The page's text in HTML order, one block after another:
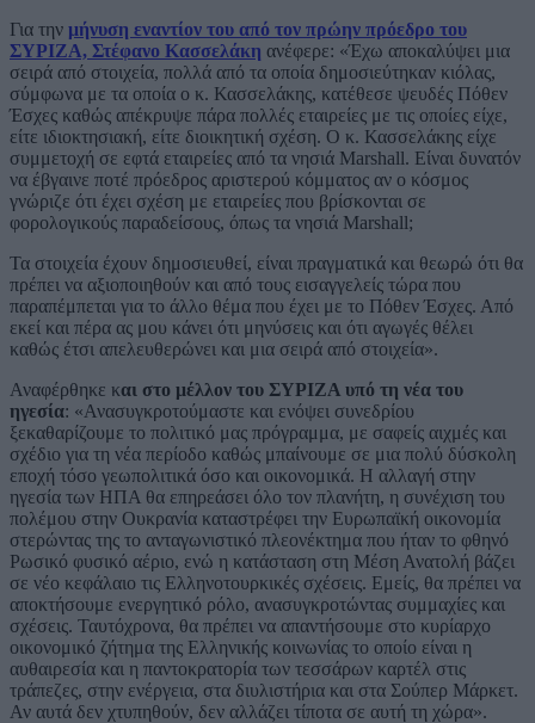
Για την μήνυση εναντίον του από τον πρώην πρόεδρο του
ΣΥΡΙΖΑ, Στέφανο Κασσελάκη ανέφερε: «Έχω αποκαλύψει μια
σειρά από στοιχεία, πολλά από τα οποία δημοσιεύτηκαν κιόλας,
σύμφωνα με τα οποία ο κ. Κασσελάκης, κατέθεσε ψευδές Πόθεν
Έσχες καθώς απέκρυψε πάρα πολλές εταιρείες με τις οποίες είχε,
είτε ιδιοκτησιακή, είτε διοικητική σχέση. Ο κ. Κασσελάκης είχε
συμμετοχή σε εφτά εταιρείες από τα νησιά Marshall. Είναι δυνατόν
να έβγαινε ποτέ πρόεδρος αριστερού κόμματος αν ο κόσμος
γνώριζε ότι έχει σχέση με εταιρείες που βρίσκονται σε
φορολογικούς παραδείσους, όπως τα νησιά Marshall;
Τα στοιχεία έχουν δημοσιευθεί, είναι πραγματικά και θεωρώ ότι θα
πρέπει να αξιοποιηθούν και από τους εισαγγελείς τώρα που
παραπέμπεται για το άλλο θέμα που έχει με το Πόθεν Έσχες. Από
εκεί και πέρα ας μου κάνει ότι μηνύσεις και ότι αγωγές θέλει
καθώς έτσι απελευθερώνει και μια σειρά από στοιχεία».
Αναφέρθηκε και στο μέλλον του ΣΥΡΙΖΑ υπό τη νέα του
ηγεσία: «Ανασυγκροτούμαστε και ενόψει συνεδρίου
ξεκαθαρίζουμε το πολιτικό μας πρόγραμμα, με σαφείς αιχμές και
σχέδιο για τη νέα περίοδο καθώς μπαίνουμε σε μια πολύ δύσκολη
εποχή τόσο γεωπολιτικά όσο και οικονομικά. Η αλλαγή στην
ηγεσία των ΗΠΑ θα επηρεάσει όλο τον πλανήτη, η συνέχιση του
πολέμου στην Ουκρανία καταστρέφει την Ευρωπαϊκή οικονομία
στερώντας της το ανταγωνιστικό πλεονέκτημα που ήταν το φθηνό
Ρωσικό φυσικό αέριο, ενώ η κατάσταση στη Μέση Ανατολή βάζει
σε νέο κεφάλαιο τις Ελληνοτουρκικές σχέσεις. Εμείς, θα πρέπει να
αποκτήσουμε ενεργητικό ρόλο, ανασυγκροτώντας συμμαχίες και
σχέσεις. Ταυτόχρονα, θα πρέπει να απαντήσουμε στο κυρίαρχο
οικονομικό ζήτημα της Ελληνικής κοινωνίας το οποίο είναι η
αυθαιρεσία και η παντοκρατορία των τεσσάρων καρτέλ στις
τράπεζες, στην ενέργεια, στα διυλιστήρια και στα Σούπερ Μάρκετ.
Αν αυτά δεν χτυπηθούν, δεν αλλάζει τίποτα σε αυτή τη χώρα».